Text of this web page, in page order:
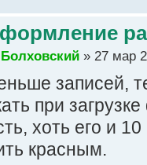
» 27 мар
записей,
при
хоть его и
красным.